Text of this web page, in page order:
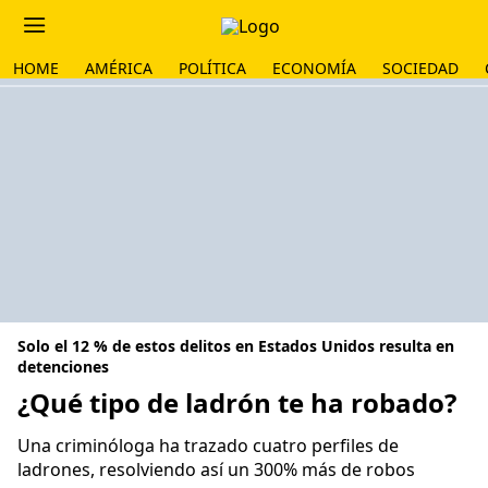
HOME AMÉRICA POLÍTICA ECONOMÍA SOCIEDAD
Solo el 12 % de estos delitos en Estados Unidos resulta en
detenciones
¿Qué tipo de ladrón te ha robado?
Una criminóloga ha trazado cuatro perfiles de
ladrones, resolviendo así un 300% más de robos